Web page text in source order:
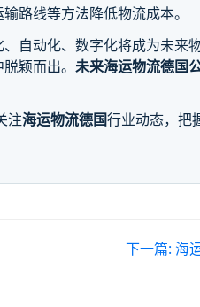
路线等方法降低物流成本。
自动化、数字化将成为未来
脱颖而出。未来海运物流德国
注海运物流德国行业动态，把
下一篇: 海